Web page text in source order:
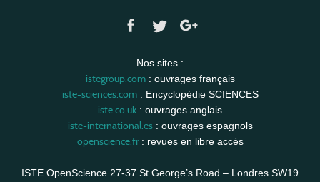
Nos sites :
istegroup.com: ouvrages français
iste-sciences.com: Encyclopédie SCIENCES
iste.co.uk : ouvrages anglais
iste-international.es: ouvrages espagnols
openscience.fr: revues en libre accès
ISTE OpenScience 27-37 St George’s Road – Londres SW19